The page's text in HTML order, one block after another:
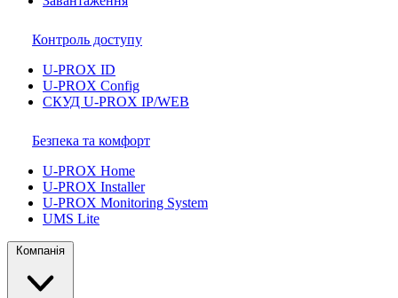
Контроль доступу
U-PROX ID
U-PROX Config
СКУД U-PROX IP/WEB
Безпека та комфорт
U-PROX Home
U-PROX Installer
U-PROX Monitoring System
UMS Lite
Компанія